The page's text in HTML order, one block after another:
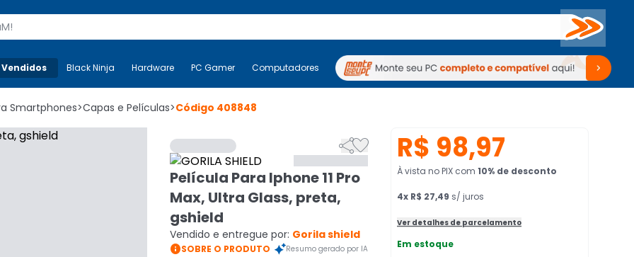
Buscar
Mais-v- Black Ninja Hardware PC Gamer Computadores Periféricos TV Venda no KaBuM!
Black Ninja Hardware PC Gamer Computadores Periféricos TV Venda no KaBuM!
Smartphones>Capas e Películas>Código 408848

Película Para Iphone 11 Pro
Max, Ultra Glass, preta,
gshield
Vendido e entregue por: Gorila shield
SOBRE O PRODUTO Resumo gerado por IA
R$ 98,97
À vista no PIX com 10% de desconto
4x R$ 27,49 s/ juros
Ver detalhes de parcelamento
Em estoque